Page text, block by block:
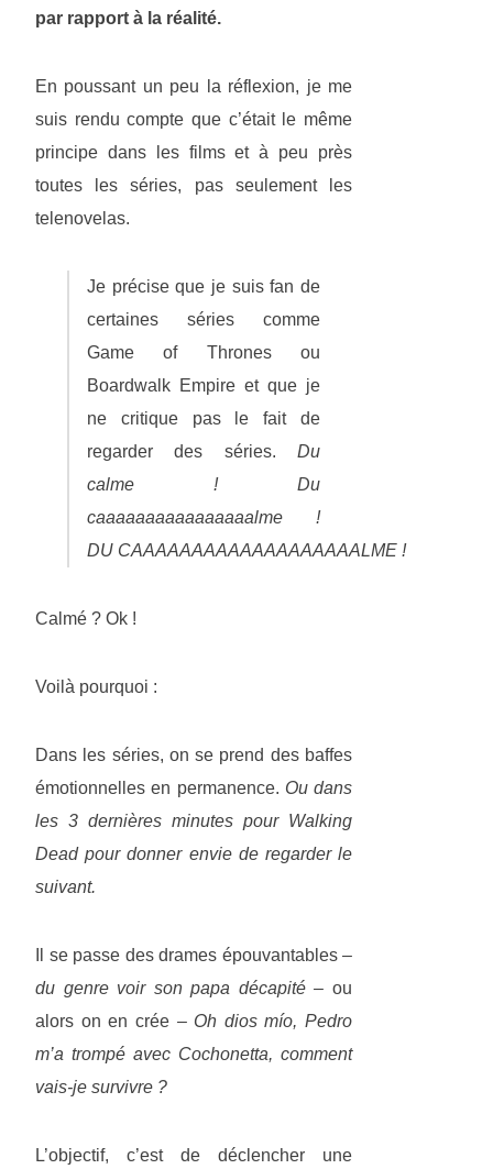
par rapport à la réalité.
En poussant un peu la réflexion, je me
suis rendu compte que c’était le même
principe dans les films et à peu près
toutes les séries, pas seulement les
telenovelas.
Je précise que je suis fan de
certaines séries comme
Game of Thrones ou
Boardwalk Empire et que je
ne critique pas le fait de
regarder des séries.Du
calme ! Du
caaaaaaaaaaaaaaaalme !
DU CAAAAAAAAAAAAAAAAAAALME !
Calmé ? Ok !
Voilà pourquoi :
Dans les séries, on se prend des baffes
émotionnelles en permanence. Ou dans
les 3 dernières minutes pour Walking
Dead pour donner envie de regarder le
suivant.
Il se passe des drames épouvantables –
du genre voir son papa décapité – ou
alors on en crée – Oh dios mío, Pedro
m’a trompé avec Cochonetta, comment
vais-je survivre ?
L’objectif, c’est de déclencher une